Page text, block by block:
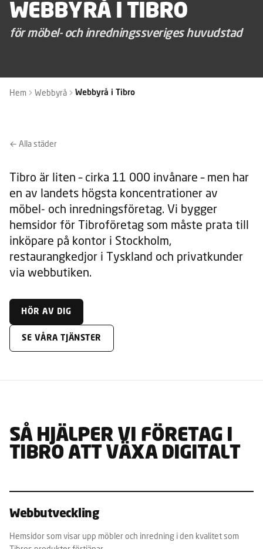
WEBBYRÅ I TIBRO
för möbel- och inredningssveriges huvudstad
Hem Webbyrå Webbyrå i Tibro
← Alla städer
Tibro är liten – cirka 11 000 invånare – men har
en av landets högsta koncentrationer av
möbel- och inredningsföretag. Vi bygger
hemsidor för Tibroföretag som måste prata till
inköpare på kontor i Stockholm,
restaurangkedjor i Tyskland och privatkunder
via webbutiken.
HÖR AV DIG
SE VÅRA TJÄNSTER
SÅ HJÄLPER VI FÖRETAG I
TIBRO ATT VÄXA DIGITALT
Webbutveckling
Hemsidor som visar upp möbler och inredning i den kvalitet som